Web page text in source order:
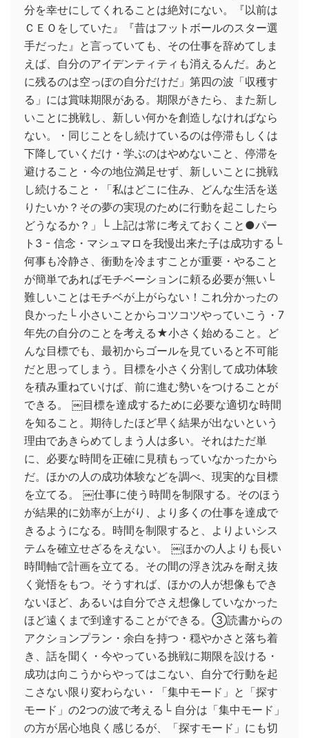
分を幸せにしてくれることは絶対にない。『以前は
ＣＥＯをしていた』『昔はフットボールのスター選
手だった』と言っていても、その仕事を辞めてしま
えば、自分のアイデンティティも消えるんだ。あと
に残るのは空っぽの自分だけだ」第四の波「収穫す
る」には賞味期限がある。期限がきたら、また新し
いことに挑戦し、新しい何かを創造しなければなら
ない。・同じことをし続けているのは停滞もしくは
下降していくだけ・学ぶのはやめないこと、停滞を
避けること・今の地位満足せず、新しいことに挑戦
し続けること・「私はどこに住み、どんな生活を送
りたいか？その夢の実現のために行動を起こしたら
どうなるか？」└ 上記は常に考えておくこと●パー
ト3 - 信念・マシュマロを我慢出来た子は成功する└
何事も冷静さ、衝動を冷ますことが重要・やること
が簡単であればモチベーションに頼る必要が無い└
難しいことはモチベが上がらない！これ分かったの
良かった└ 小さいことからコツコツやっていこう・7
年先の自分のことを考える★小さく始めること。ど
んな目標でも、最初からゴールを見ていると不可能
だと思ってしまう。目標を小さく分割して成功体験
を積み重ねていけば、前に進む勢いをつけることが
できる。 ￼目標を達成するために必要な適切な時間
を知ること。期待したほど早く結果が出ないという
理由であきらめてしまう人は多い。それはただ単
に、必要な時間を正確に見積もっていなかったから
だ。ほかの人の成功体験などを調べ、現実的な目標
を立てる。 ￼仕事に使う時間を制限する。そのほう
が結果的に効率が上がり、より多くの仕事を達成で
きるようになる。時間を制限すると、よりよいシス
テムを確立せざるをえない。 ￼ほかの人よりも長い
時間軸で計画を立てる。その間の浮き沈みを耐え抜
く覚悟をもつ。そうすれば、ほかの人が想像もでき
ないほど、あるいは自分でさえ想像していなかった
ほど遠くまで到達することができる。③読書からの
アクションプラン・余白を持つ・穏やかさと落ち着
き、話を聞く・今やっている挑戦に期限を設ける・
成功は向こうからやってはこない、自分で行動を起
こさない限り変わらない・「集中モード」と「探す
モード」の2つの波で考える└ 自分は「集中モード」
の方が居心地良く感じるが、「探すモード」にも切